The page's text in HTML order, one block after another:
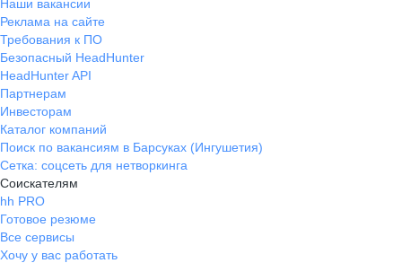
Наши вакансии
Реклама на сайте
Требования к ПО
Безопасный HeadHunter
HeadHunter API
Партнерам
Инвесторам
Каталог компаний
Поиск по вакансиям в Барсуках (Ингушетия)
Сетка: соцсеть для нетворкинга
Соискателям
hh PRO
Готовое резюме
Все сервисы
Хочу у вас работать